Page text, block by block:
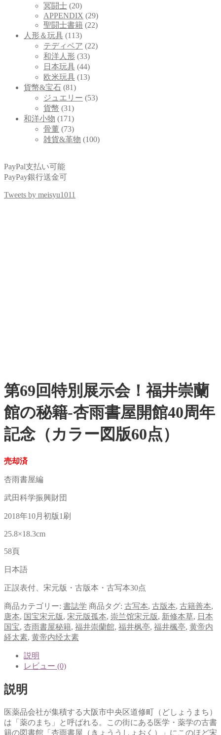
冥闘士 (20)
APPENDIX (29)
聖闘士書籍 (22)
人形＆玩具 (113)
テディベア (22)
和洋人形 (33)
日本玩具 (44)
欧米玩具 (13)
貨幣&宝石 (81)
ジュエリー (53)
貨幣 (31)
和洋小物 (171)
骨董 (73)
雑貨&革物 (100)
PayPal支払い可能
PayPay銀行送金可
Tweets by meisyu1011
第69回特別展示会！福井崇蘭
館の秘籍-杏雨書屋開館40周年
記念（カラー図版60点）
売却済
杏雨書屋編
武田科学振興財団
2018年10月初版1刷
25.8×18.3cm
58頁
日本語
正誤表付、宋元版・古版本・古写本30点
商品カテゴリー: 書誌学 商品タグ: 古写本, 古版本, 古籍善本,
唐本, 国宝宋元版, 宋元版孤本, 崇兰馆宋元版, 新修本草, 日本
国宝, 杏雨書屋秘籍, 福井崇蘭館, 福井枫亭, 福井楓亭, 黄帝内
経太素, 黄帝内经太素
説明
レビュー (0)
説明
医薬品会社が集積する大阪市中央区道修町（どしょうまち）
は「薬のまち」と呼ばれる。この街にある医学・薬学の古書
籍の図書館「杏雨書屋（きょううしょおく）」にこのほど宋